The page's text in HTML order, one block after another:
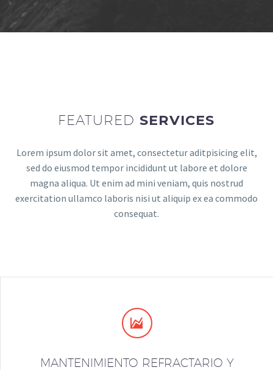
FEATURED SERVICES
Lorem ipsum dolor sit amet, consectetur aditpisicing elit,
sed do eiusmod tempor incididunt ut labore et dolore
magna aliqua. Ut enim ad mini veniam, quis nostrud
exercitation ullamco laboris nisi ut aliquip ex ea commodo
consequat.


MANTENIMIENTO REFRACTARIO Y